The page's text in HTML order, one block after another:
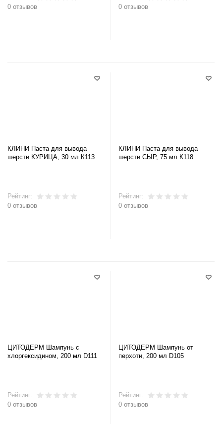
0 отзывов
0 отзывов
КЛИНИ Паста для вывода
шерсти КУРИЦА, 30 мл К113
Рейтинг:
0 отзывов
КЛИНИ Паста для вывода
шерсти СЫР, 75 мл К118
Рейтинг:
0 отзывов
ЦИТОДЕРМ Шампунь с
хлоргексидином, 200 мл D111
Рейтинг:
0 отзывов
ЦИТОДЕРМ Шампунь от
перхоти, 200 мл D105
Рейтинг:
0 отзывов